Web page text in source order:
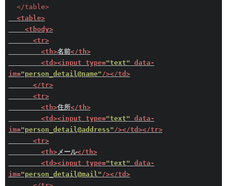
</table>
<table>
<tbody>
<tr>
<th>名前</th>
<td ><input type="text" data-
im="person_detail@name"/></td >
</tr>
<tr>
<th>住所</th>
<td ><input type="text" data-
im="person_detail@address"/></td ></tr>
<tr>
<th>メール</th>
<td ><input type="text" data-
im="person_detail@mail"/></td >